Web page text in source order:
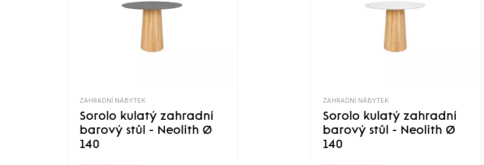
ZAHRADNÍ NÁBYTEK
Sorolo kulatý zahradní
barový stůl - Neolith Ø
140
ZAHRADNÍ NÁBYTEK
Sorolo kulatý zahradní
barový stůl - Neolith Ø
140